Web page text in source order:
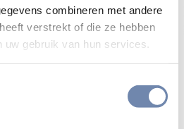
combineren met andere
verstrekt of die ze hebben
gebruik van hun services.
Paus voor kinderen